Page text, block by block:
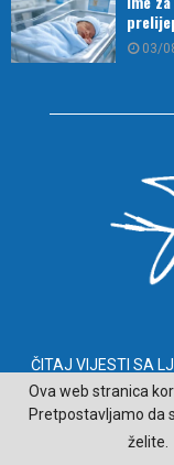
03/
ČITAJ VIJESTI SA
Ova web stranica
Pretpostavljamo da
želite.